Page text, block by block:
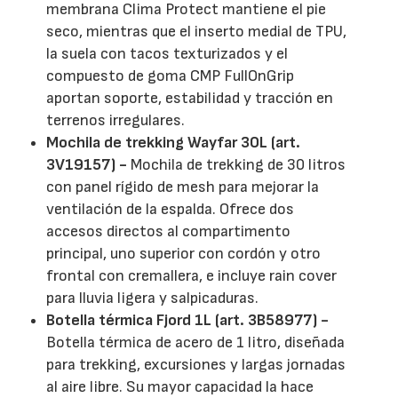
membrana Clima Protect mantiene el pie
seco, mientras que el inserto medial de TPU,
la suela con tacos texturizados y el
compuesto de goma CMP FullOnGrip
aportan soporte, estabilidad y tracción en
terrenos irregulares.
Mochila de trekking Wayfar 30L (art.
3V19157) - Mochila de trekking de 30 litros
con panel rígido de mesh para mejorar la
ventilación de la espalda. Ofrece dos
accesos directos al compartimento
principal, uno superior con cordón y otro
frontal con cremallera, e incluye rain cover
para lluvia ligera y salpicaduras.
Botella térmica Fjord 1L (art. 3B58977) -
Botella térmica de acero de 1 litro, diseñada
para trekking, excursiones y largas jornadas
al aire libre. Su mayor capacidad la hace